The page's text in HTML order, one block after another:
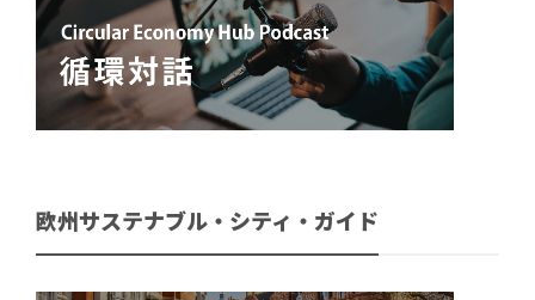
欧州サステナブル・シティ・ガイド